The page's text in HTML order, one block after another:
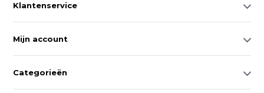
Klantenservice
Mijn account
Categorieën